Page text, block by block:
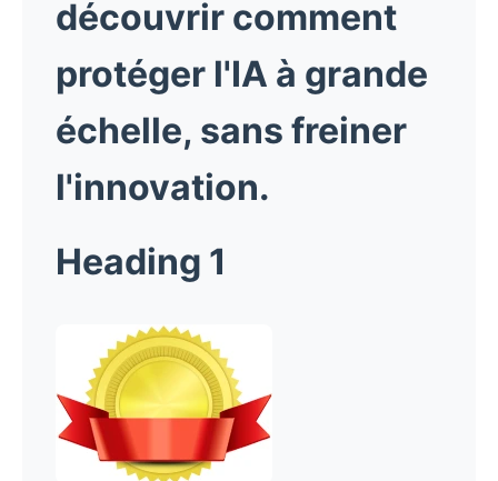
découvrir comment
protéger l'IA à grande
échelle, sans freiner
l'innovation.
Heading 1